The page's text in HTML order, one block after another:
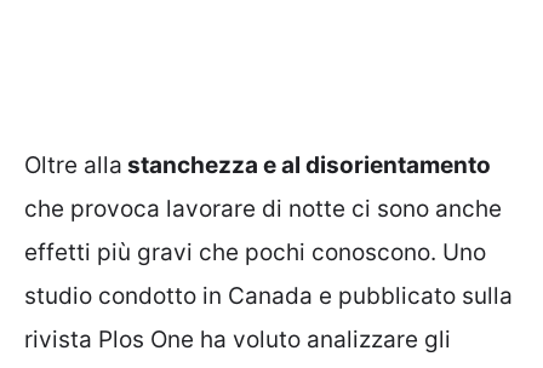
Oltre alla stanchezza e al disorientamento
che provoca lavorare di notte ci sono anche
effetti più gravi che pochi conoscono. Uno
studio condotto in Canada e pubblicato sulla
rivista Plos One ha voluto analizzare gli